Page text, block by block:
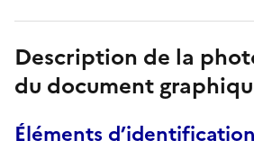
Description de la
du document
Éléments d’identification